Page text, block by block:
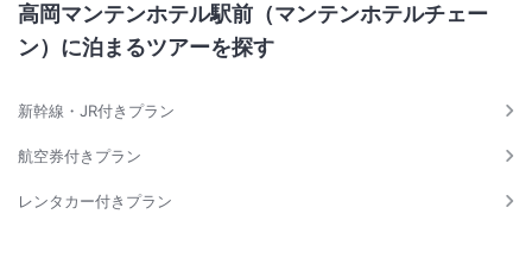
高岡マンテンホテル駅前（マンテンホテルチェー
ン）に泊まるツアーを探す
新幹線・JR付きプラン
航空券付きプラン
レンタカー付きプラン